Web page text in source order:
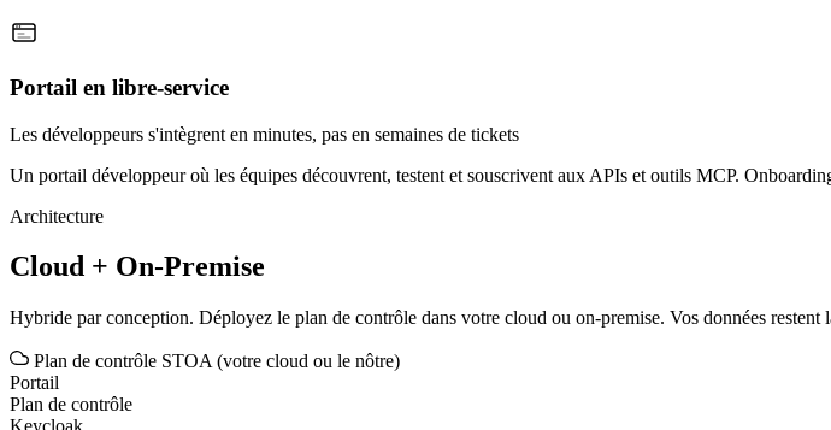
Portail en libre-service
Les développeurs s'intègrent en minutes, pas en semaines de tickets
Un portail développeur où les équipes découvrent, testent et souscrivent aux APIs et outils MCP.
Architecture
Cloud + On-Premise
Hybride par conception. Déployez le plan de contrôle dans votre cloud ou on-premise. Vos données
Plan de contrôle STOA (votre cloud ou le nôtre)
Portail
Plan de contrôle